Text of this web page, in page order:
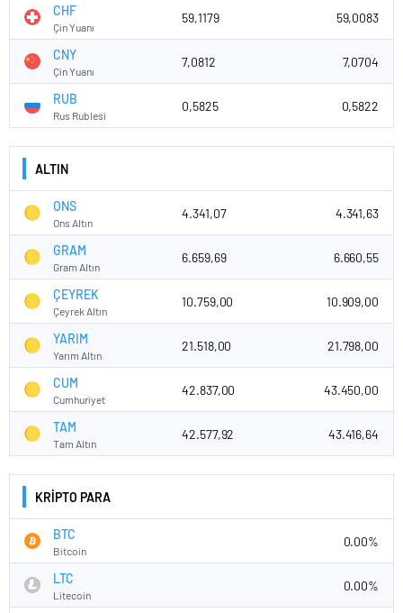
CHF
Çin Yuanı
59,1179 59,0083
CNY
Çin Yuanı
7,0812 7,0704
RUB
Rus Rublesi
0,5825 0,5822
ALTIN
ONS
Ons Altın
4.341,07 4.341,63
GRAM
Gram Altın
6.659,69 6.660,55
ÇEYREK
Çeyrek Altın
10.759,00 10.909,00
YARIM
Yarım Altın
21.518,00 21.798,00
CUM
Cumhuriyet
42.837,00 43.450,00
TAM
Tam Altın
42.577,92 43.416,64
KRİPTO PARA
BTC
Bitcoin
0.00%
LTC
Litecoin
0.00%